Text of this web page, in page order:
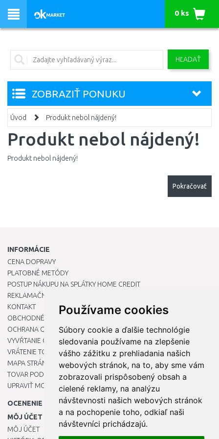
Používame cookies
Súbory cookie a ďalšie technológie
sledovania používame na zlepšenie
vášho zážitku z prehliadania našich
webových stránok, na to, aby sme vám
zobrazovali prispôsobený obsah a
cielené reklamy, na analýzu
návštevnosti našich webových stránok
a na pochopenie toho, odkiaľ naši
návštevníci prichádzajú.
HĽADAŤ
0 ks
ZOBRAZIŤ PONUKU
Úvod Produkt nebol nájdený!
Produkt nebol nájdený!
Produkt nebol nájdený!
Pokračovať
INFORMÁCIE
CENA DOPRAVY
PLATOBNÉ METÓDY
POSTUP NÁKUPU NA SPLÁTKY HOME CREDIT
REKLAMAČNÝ PORIADOK
KONTAKT
OBCHODNÉ PODMIENKY
OCHRANA OSOBNÝCH ÚDAJOV
VYVŔTANIE OTVORU DO DREZU PRE KUCHYNSKÚ BATÉRIU
VRÁTENIE TOVARU / REKLAMÁCIE
MAPA STRÁNOK
TOVAR PODĽA ZNAČIEK
UPRAVIŤ MOJE PREDVOĽBY COOKIES
OCENENIE
MÔJ ÚČET
MÔJ ÚČET